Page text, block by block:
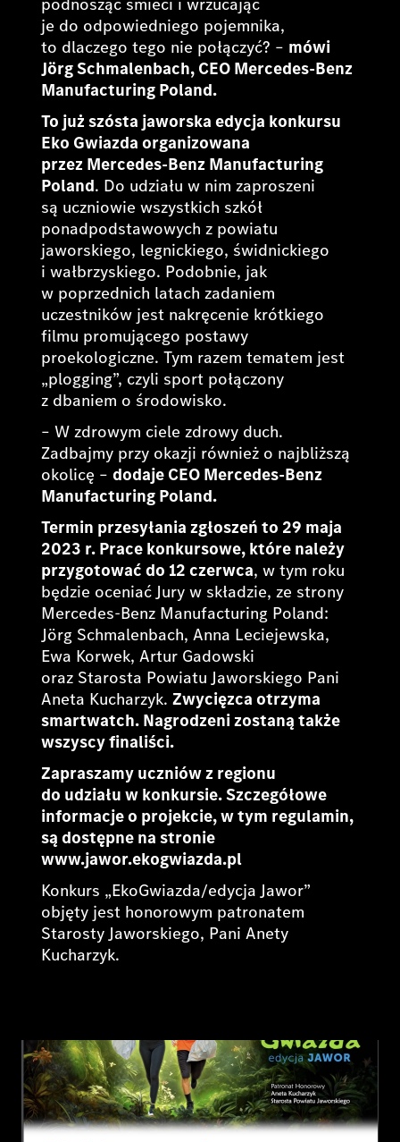
je do odpowiedniego pojemnika,
to dlaczego tego nie połączyć? – mówi
Jörg Schmalenbach, CEO Mercedes-Benz
Manufacturing Poland.
To już szósta jaworska edycja konkursu
Eko Gwiazda organizowana
przez Mercedes-Benz Manufacturing
Poland. Do udziału w nim zaproszeni
są uczniowie wszystkich szkół
ponadpodstawowych z powiatu
jaworskiego, legnickiego, świdnickiego
i wałbrzyskiego. Podobnie, jak
w poprzednich latach zadaniem
uczestników jest nakręcenie krótkiego
filmu promującego postawy
proekologiczne. Tym razem tematem jest
„plogging”, czyli sport połączony
z dbaniem o środowisko.
– W zdrowym ciele zdrowy duch.
Zadbajmy przy okazji również o najbliższą
okolicę – dodaje CEO Mercedes-Benz
Manufacturing Poland.
Termin przesyłania zgłoszeń to 29 maja
2023 r. Prace konkursowe, które należy
przygotować do 12 czerwca, w tym roku
będzie oceniać Jury w składzie, ze strony
Mercedes-Benz Manufacturing Poland:
Jörg Schmalenbach, Anna Leciejewska,
Ewa Korwek, Artur Gadowski
oraz Starosta Powiatu Jaworskiego Pani
Aneta Kucharzyk.Zwycięzca otrzyma
smartwatch. Nagrodzeni zostaną także
wszyscy finaliści.
Zapraszamy uczniów z regionu
do udziału w konkursie. Szczegółowe
informacje o projekcie, w tym regulamin,
są dostępne na stronie
www.jawor.ekogwiazda.pl
Konkurs „EkoGwiazda/edycja Jawor”
objęty jest honorowym patronatem
Starosty Jaworskiego, Pani Anety
Kucharzyk.